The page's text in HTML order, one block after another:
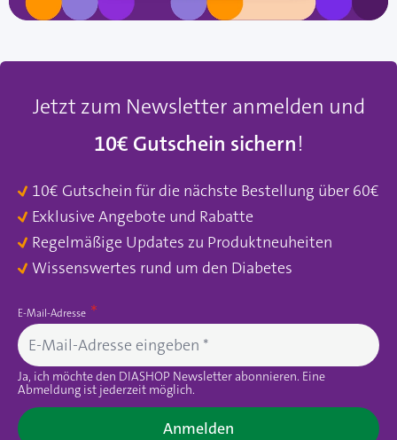
Jetzt zum Newsletter anmelden und
10€ Gutschein sichern!
10€ Gutschein für die nächste Bestellung über 60€
Exklusive Angebote und Rabatte
Regelmäßige Updates zu Produktneuheiten
Wissenswertes rund um den Diabetes
E-Mail-Adresse
Ja, ich möchte den DIASHOP Newsletter abonnieren. Eine
Abmeldung ist jederzeit möglich.
Anmelden